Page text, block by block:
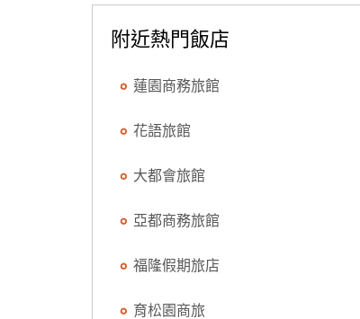
附近熱門飯店
蓮園商務旅館
花語旅館
大都會旅館
亞都商務旅館
福隆假期旅店
育松園商旅